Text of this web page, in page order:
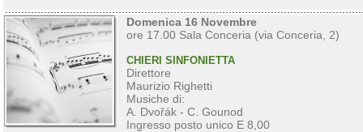
Domenica 16 Novembre
ore 17.00 Sala Conceria (via Conceria, 2)
CHIERI SINFONIETTA
Direttore
Maurizio Righetti
Musiche di:
A. Dvořák - C. Gounod
Ingresso posto unico E 8,00